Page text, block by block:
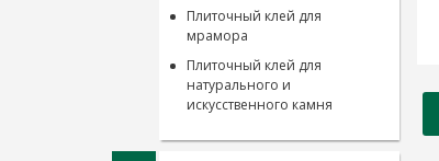
Плиточный клей для
мрамора
Плиточный клей для
натурального и
искусственного камня